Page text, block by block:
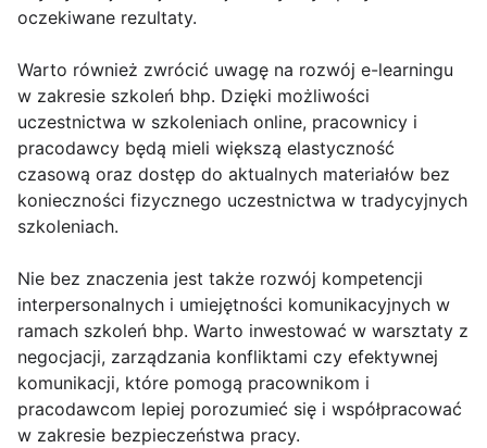
oczekiwane rezultaty.
Warto również zwrócić uwagę na rozwój e-learningu
w zakresie szkoleń bhp. Dzięki możliwości
uczestnictwa w szkoleniach online, pracownicy i
pracodawcy będą mieli większą elastyczność
czasową oraz dostęp do aktualnych materiałów bez
konieczności fizycznego uczestnictwa w tradycyjnych
szkoleniach.
Nie bez znaczenia jest także rozwój kompetencji
interpersonalnych i umiejętności komunikacyjnych w
ramach szkoleń bhp. Warto inwestować w warsztaty z
negocjacji, zarządzania konfliktami czy efektywnej
komunikacji, które pomogą pracownikom i
pracodawcom lepiej porozumieć się i współpracować
w zakresie bezpieczeństwa pracy.